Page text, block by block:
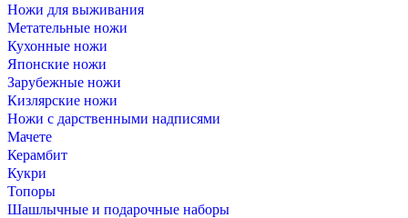
Ножи для выживания
Метательные ножи
Кухонные ножи
Японские ножи
Зарубежные ножи
Кизлярские ножи
Ножи с дарственными надписями
Мачете
Керамбит
Кукри
Топоры
Шашлычные и подарочные наборы